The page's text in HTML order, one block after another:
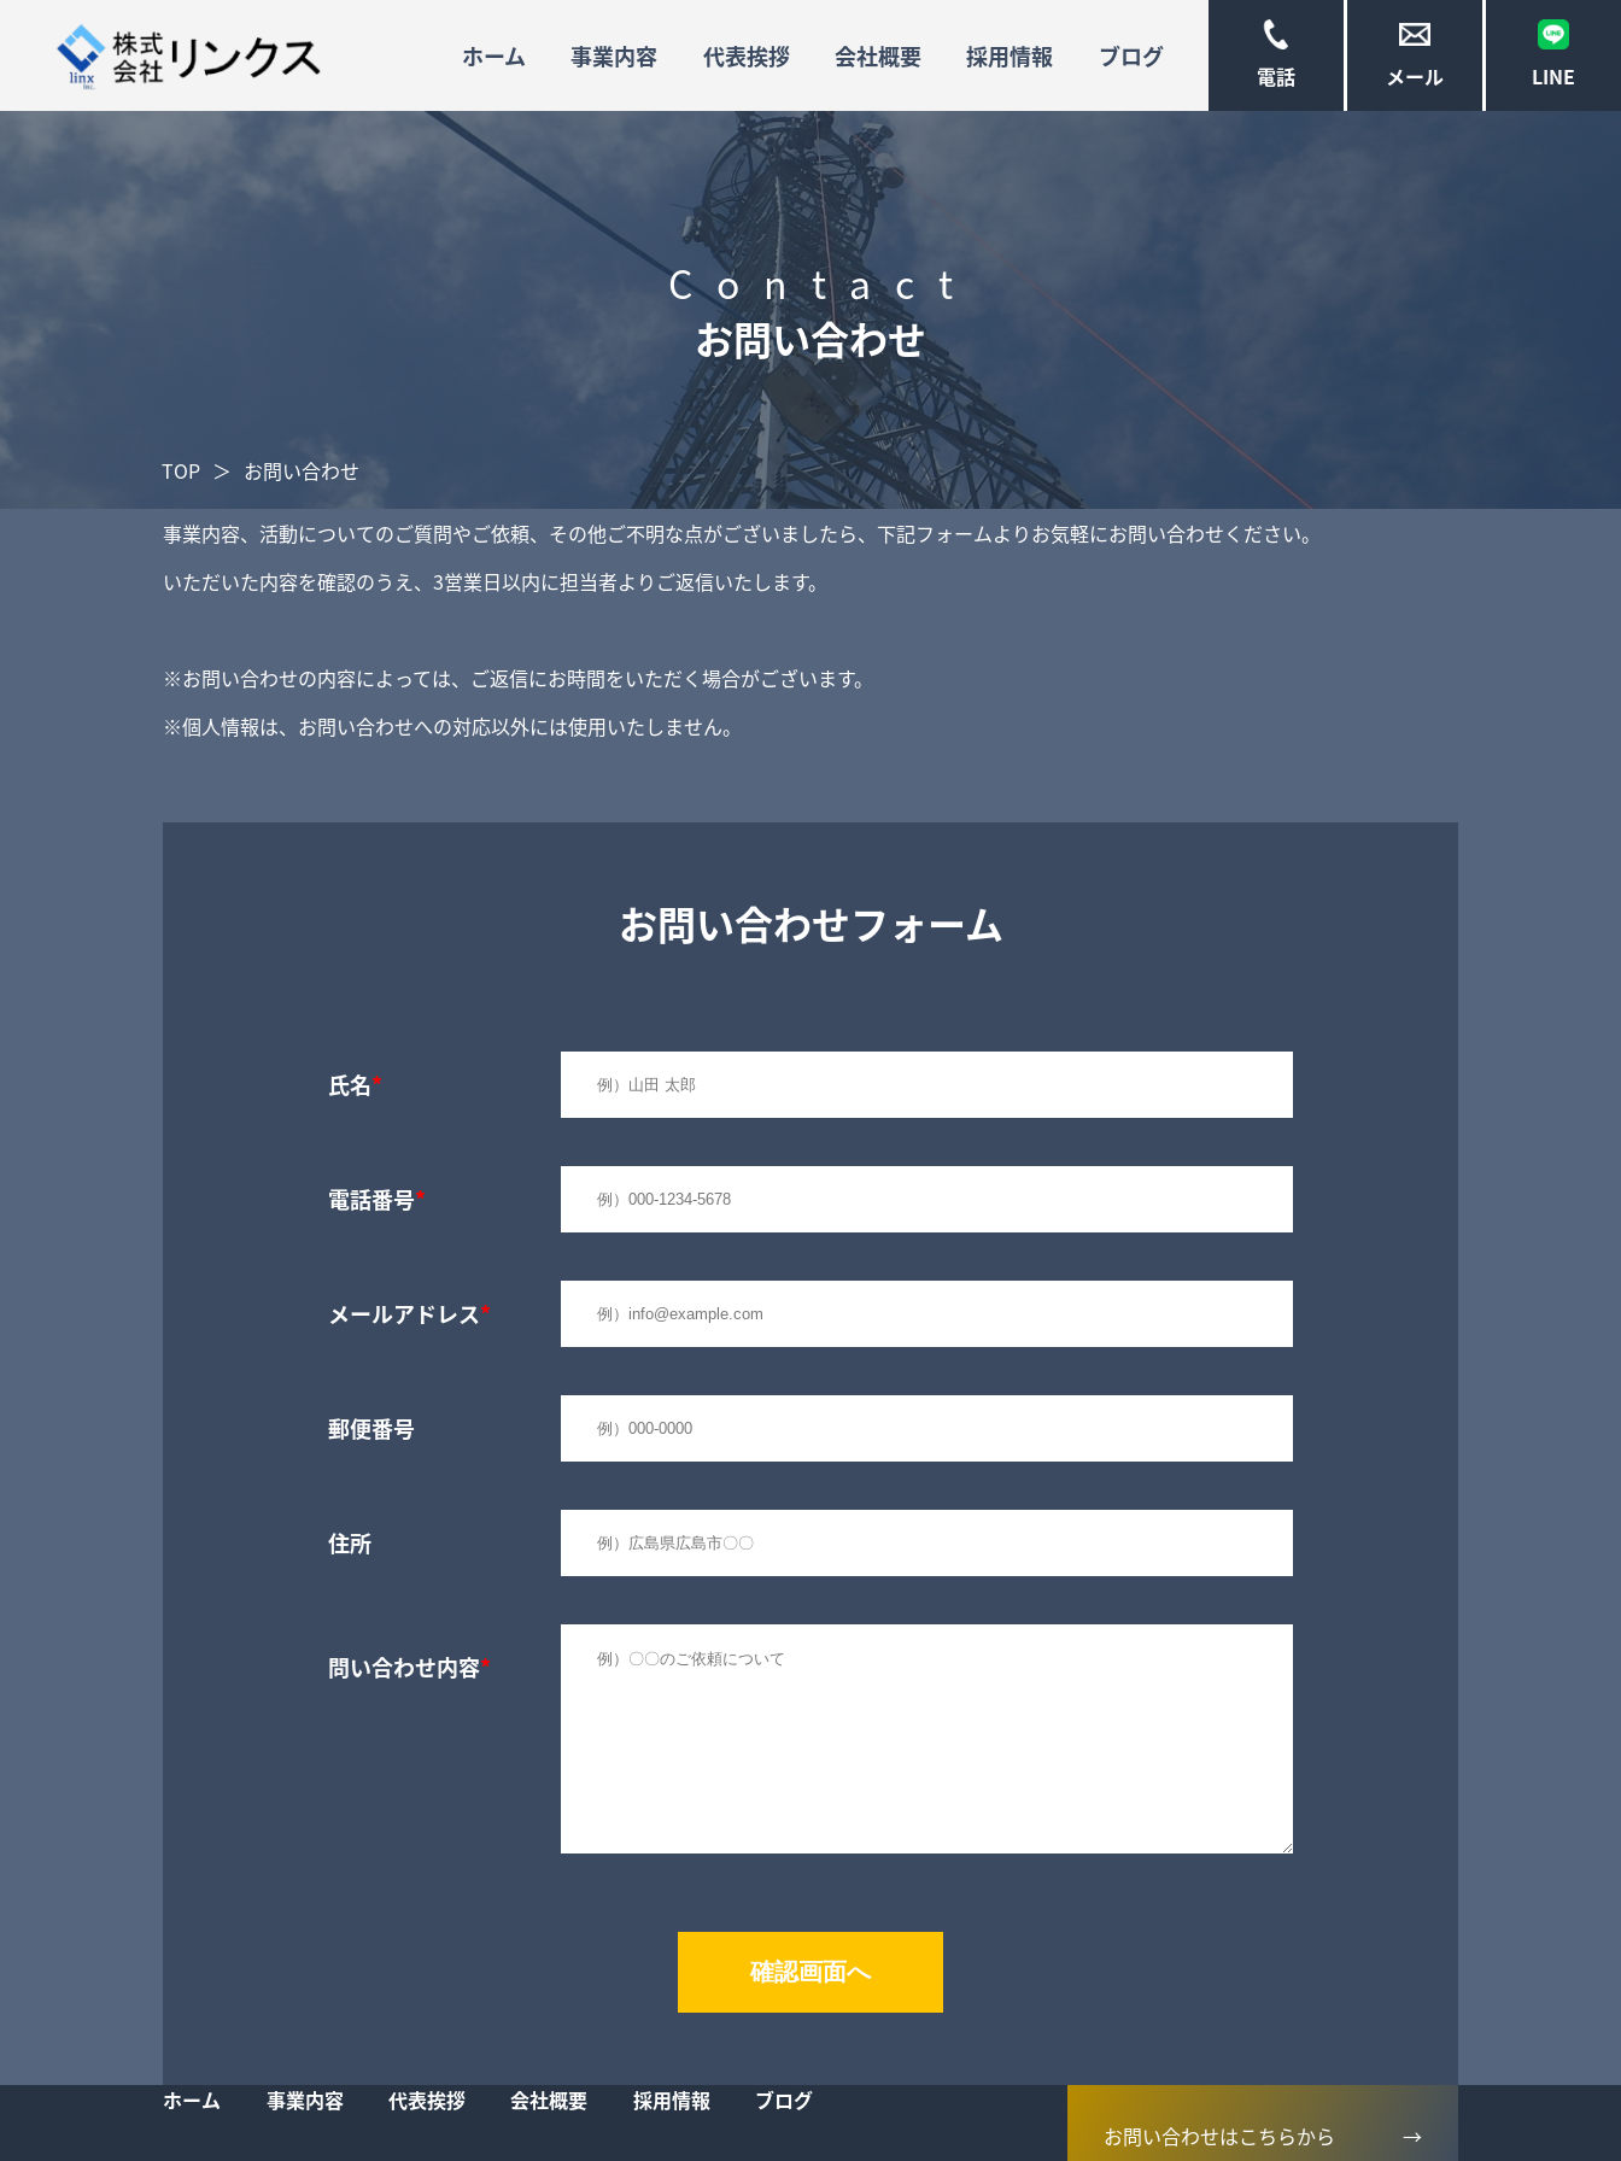
ホーム 事業内容 代表挨拶 会社概要 採用情報 ブログ
電話 メール LINE
Contact
お問い合わせ
TOP ＞ お問い合わせ
事業内容、活動についてのご質問やご依頼、その他ご不明な点がございましたら、下記フォームよりお気軽にお問い合わせください。
いただいた内容を確認のうえ、3営業日以内に担当者よりご返信いたします。
※お問い合わせの内容によっては、ご返信にお時間をいただく場合がございます。
※個人情報は、お問い合わせへの対応以外には使用いたしません。
お問い合わせフォーム
氏名*
電話番号*
メールアドレス*
郵便番号
住所
問い合わせ内容*
ホーム 事業内容 代表挨拶 会社概要 採用情報
ブログ
お問い合わせはこちらから
→